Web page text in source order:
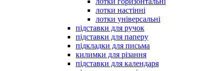
лотки настінні
лотки універсальні
підставки для ручок
підставки для паперу
підкладки для письма
килимки для різання
підставки для календаря